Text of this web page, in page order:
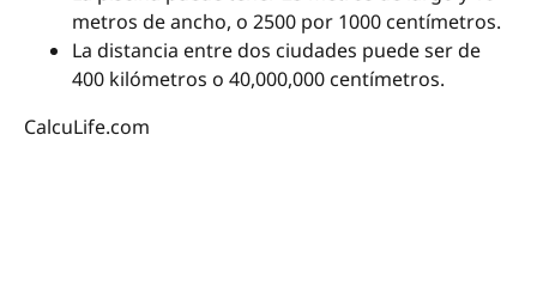
metros de ancho, o 2500 por 1000 centímetros.
La distancia entre dos ciudades puede ser de
400 kilómetros o 40,000,000 centímetros.
CalcuLife.com